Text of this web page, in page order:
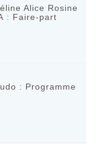
Alice Rosine
: Faire-part
: Programme